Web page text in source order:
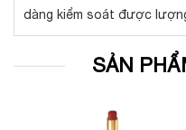
dàng kiểm soát được
SẢN